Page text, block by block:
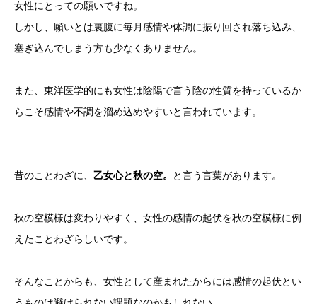
女性にとっての願いですね。
しかし、願いとは裏腹に毎月感情や体調に振り回され落ち込み、
塞ぎ込んでしまう方も少なくありません。
また、東洋医学的にも女性は陰陽で言う陰の性質を持っているか
らこそ感情や不調を溜め込めやすいと言われています。
昔のことわざに、 乙女心と秋の空。 と言う言葉があります。
秋の空模様は変わりやすく、女性の感情の起伏を秋の空模様に例
えたことわざらしいです。
そんなことからも、女性として産まれたからには感情の起伏とい